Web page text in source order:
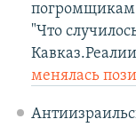
погромщикам
"Что
менялась